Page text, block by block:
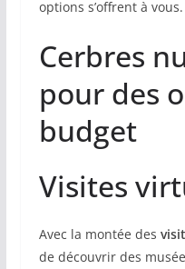
options s’offrent à vous.
Cerbres
pour des
budget
Visites
Avec la montée des
de découvrir des